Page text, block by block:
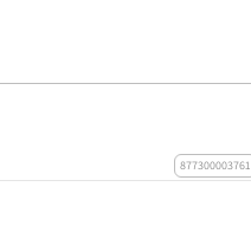
877300003761